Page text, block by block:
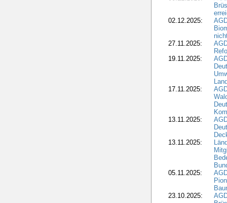
02.12.2025:
27.11.2025:
19.11.2025:
17.11.2025:
13.11.2025:
13.11.2025:
05.11.2025:
23.10.2025: